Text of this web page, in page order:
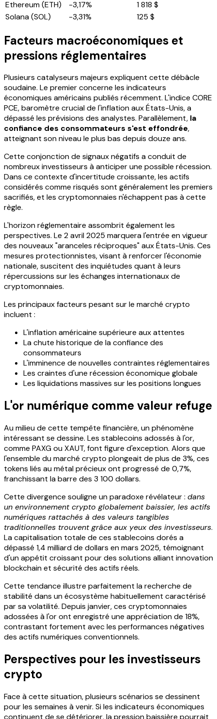
Ethereum (ETH) -3,17%
1 818 $
Solana (SOL)
-3,31% 125 $
Facteurs macroéconomiques et
pressions réglementaires
Plusieurs catalyseurs majeurs expliquent cette débâcle
soudaine. Le premier concerne les indicateurs
économiques américains publiés récemment. L'indice CORE
PCE, baromètre crucial de l'inflation aux États-Unis, a
dépassé les prévisions des analystes. Parallèlement, la
confiance des consommateurs s'est effondrée,
atteignant son niveau le plus bas depuis douze ans.
Cette conjonction de signaux négatifs a conduit de
nombreux investisseurs à anticiper une possible récession.
Dans ce contexte d'incertitude croissante, les actifs
considérés comme risqués sont généralement les premiers
sacrifiés, et les cryptomonnaies n'échappent pas à cette
règle.
L'horizon réglementaire assombrit également les
perspectives. Le 2 avril 2025 marquera l'entrée en vigueur
des nouveaux "aranceles réciproques" aux États-Unis. Ces
mesures protectionnistes, visant à renforcer l'économie
nationale, suscitent des inquiétudes quant à leurs
répercussions sur les échanges internationaux de
cryptomonnaies.
Les principaux facteurs pesant sur le marché crypto
incluent :
L'inflation américaine supérieure aux attentes
La chute historique de la confiance des
consommateurs
L'imminence de nouvelles contraintes réglementaires
Les craintes d'une récession économique globale
Les liquidations massives sur les positions longues
L'or numérique comme valeur refuge
Au milieu de cette tempête financière, un phénomène
intéressant se dessine. Les stablecoins adossés à l'or,
comme PAXG ou XAUT, font figure d'exception. Alors que
l'ensemble du marché crypto plongeait de plus de 3%, ces
tokens liés au métal précieux ont progressé de 0,7%,
franchissant la barre des 3 100 dollars.
Cette divergence souligne un paradoxe révélateur : dans
un environnement crypto globalement baissier, les actifs
numériques rattachés à des valeurs tangibles
traditionnelles trouvent grâce aux yeux des investisseurs.
La capitalisation totale de ces stablecoins dorés a
dépassé 1,4 milliard de dollars en mars 2025, témoignant
d'un appétit croissant pour des solutions alliant innovation
blockchain et sécurité des actifs réels.
Cette tendance illustre parfaitement la recherche de
stabilité dans un écosystème habituellement caractérisé
par sa volatilité. Depuis janvier, ces cryptomonnaies
adossées à l'or ont enregistré une appréciation de 18%,
contrastant fortement avec les performances négatives
des actifs numériques conventionnels.
Perspectives pour les investisseurs
crypto
Face à cette situation, plusieurs scénarios se dessinent
pour les semaines à venir. Si les indicateurs économiques
continuent de se détériorer, la pression baissière pourrait